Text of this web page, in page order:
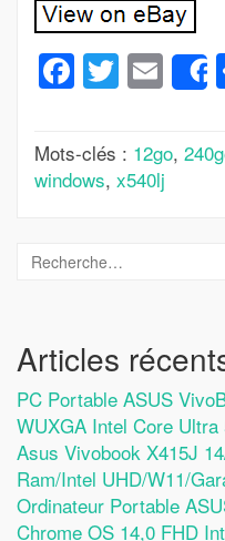
Twitter
Mots-clés : 12go,
windows, x540lj
Articles
PC Portable ASUS
WUXGA Intel Core Ultra
Asus Vivobook X415J
Ram/Intel UHD/W11/
Ordinateur Portable
Chrome OS 14,0 FHD